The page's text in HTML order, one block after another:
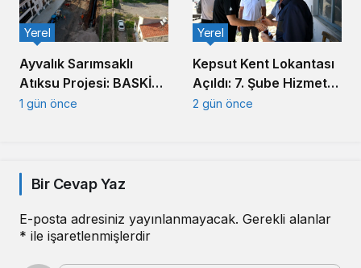
Ayvalık Sarımsaklı
Atıksu Projesi: BASKİ
Altyapıda Hız Kesmiyor
Yerel
1 gün önce
Kepsut Kent Lokantası
Açıldı: 7. Şube Hizmete
Girdi
Yerel
2 gün önce
Bir Cevap Yaz
E-posta adresiniz yayınlanmayacak. Gerekli alanlar
* ile işaretlenmişlerdir